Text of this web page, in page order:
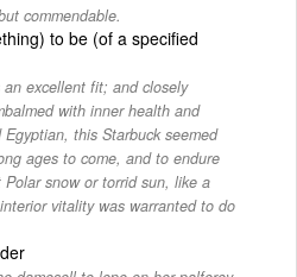
commendable.
to be (of a specified
excellent fit; and closely
with inner health and
this Starbuck seemed
ages to come, and to endure
snow or torrid sun, like a
vitality was warranted to do